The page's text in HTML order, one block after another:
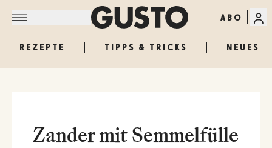
ABO
REZEPTE TIPPS & TRICKS NEUES
Zander mit Semmelfülle